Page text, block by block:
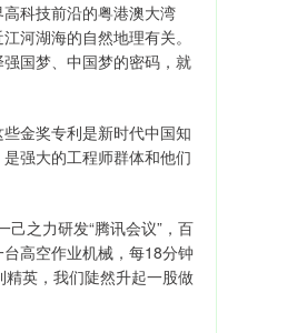
科技前沿的粤港澳大湾
河湖海的自然地理有关。
国梦、中国梦的密码，就
金奖专利是新时代中国知
强大的工程师群体和他们
之力研发“腾讯会议”，百
高空作业机械，每18分钟
英，我们陡然升起一股做